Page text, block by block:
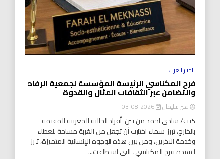
اخبار العرب
فرح المكناسي الرئيسة المؤسسة لجمعية الرفاه
والتضامن عبر الثقافات المثال والقدوة
عبير سليمان 2026-08-03
كتب/ شادي احمد من بين أفراد الجالية المغربية المقيمة
بالخارج، تبرز أسماء اختارت أن تجعل من الغربة مساحة للعطاء
وخدمة الآخرين، ومن بين هذه الوجوه الإنسانية المتميزة، تبرز
السيدة فرح المكناسي ، التي استطاعت...